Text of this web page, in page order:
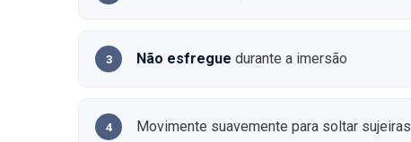
Não esfregue durante a imersão
Movimente suavemente para soltar sujeiras